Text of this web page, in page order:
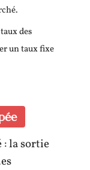
des
un taux fixe
: la sortie